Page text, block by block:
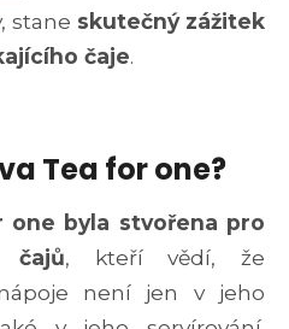
stane skutečný zážitek
čaje.
Tea for one?
one byla stvořena pro
čajů, kteří vědí, že
není jen v jeho